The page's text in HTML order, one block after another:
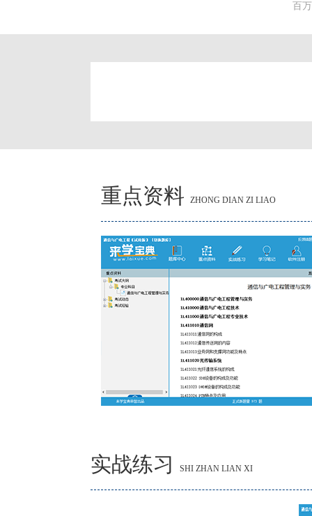
百
重点资料 ZHONG DIAN ZI LIAO
实战练习 SHI ZHAN LIAN XI